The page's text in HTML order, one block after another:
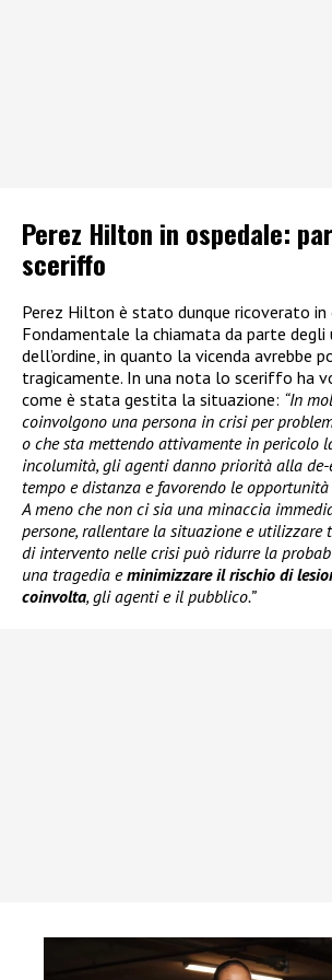
Perez Hilton in ospedale:
sceriffo
Perez Hilton è stato dunque ricoverato in
Fondamentale la chiamata da parte
dell’ordine, in quanto la vicenda avrebbe
tragicamente. In una nota lo sceriffo ha
come è stata gestita la situazione: “In
coinvolgono una persona in crisi per
o che sta mettendo attivamente in pericolo
incolumità, gli agenti danno priorità alla de-
tempo e distanza e favorendo le
A meno che non ci sia una minaccia
persone, rallentare la situazione e utilizzare
di intervento nelle crisi può ridurre la
una tragedia eminimizzare il rischio di
coinvolta, gli agenti e il pubblico.”